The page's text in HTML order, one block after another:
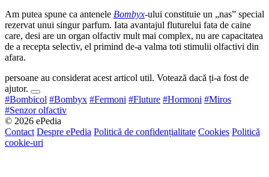
Am putea spune ca antenele Bombyx-ului constituie un „nas” special
rezervat unui singur parfum. Iata avantajul fluturelui fata de caine
care, desi are un organ olfactiv mult mai complex, nu are capacitatea
de a recepta selectiv, el primind de-a valma toti stimulii olfactivi din
afara.
persoane au considerat acest articol util. Votează dacă ți-a fost de
ajutor.
#Bombicol #Bombyx #Fermoni #Fluture #Hormoni #Miros
#Senzor olfactiv
© 2026 ePedia
Contact Despre ePedia Politică de confidențialitate Cookies Politică
cookie-uri